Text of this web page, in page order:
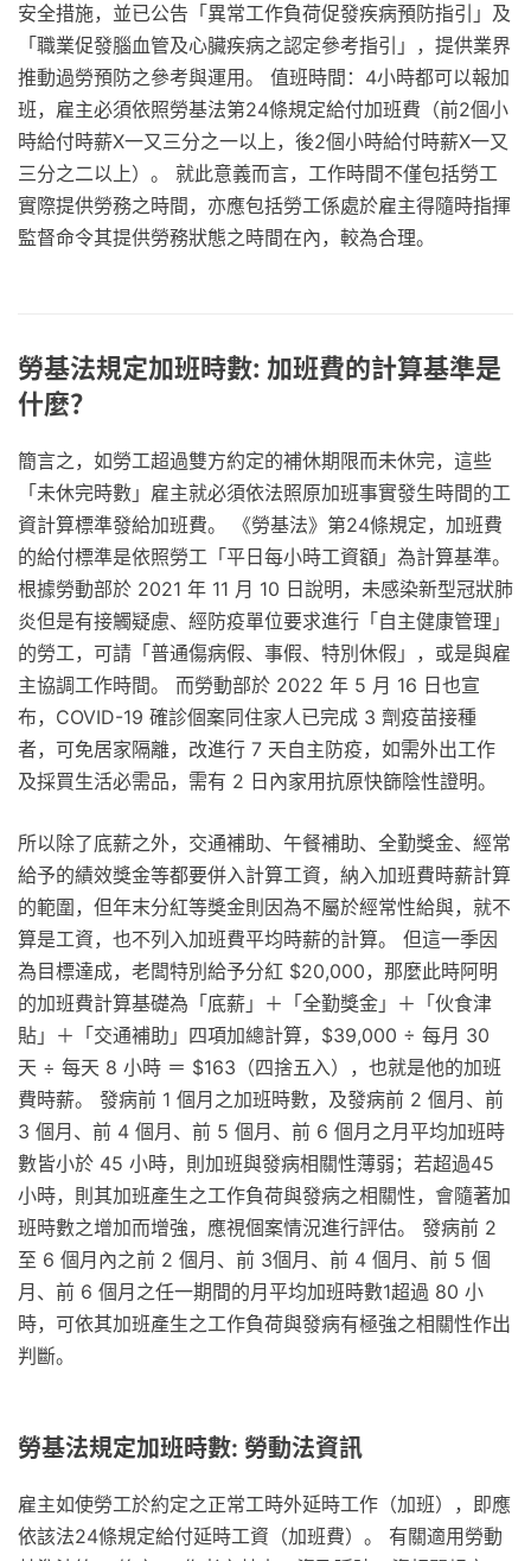
安全措施，並已公告「異常工作負荷促發疾病預防指引」及
「職業促發腦血管及心臟疾病之認定參考指引」，提供業界
推動過勞預防之參考與運用。 值班時間：4小時都可以報加
班，雇主必須依照勞基法第24條規定給付加班費（前2個小
時給付時薪X一又三分之一以上，後2個小時給付時薪X一又
三分之二以上）。 就此意義而言，工作時間不僅包括勞工
實際提供勞務之時間，亦應包括勞工係處於雇主得隨時指揮
監督命令其提供勞務狀態之時間在內，較為合理。
勞基法規定加班時數: 加班費的計算基準是
什麼？
簡言之，如勞工超過雙方約定的補休期限而未休完，這些
「未休完時數」雇主就必須依法照原加班事實發生時間的工
資計算標準發給加班費。 《勞基法》第24條規定，加班費
的給付標準是依照勞工「平日每小時工資額」為計算基準。
根據勞動部於 2021 年 11 月 10 日說明，未感染新型冠狀肺
炎但是有接觸疑慮、經防疫單位要求進行「自主健康管理」
的勞工，可請「普通傷病假、事假、特別休假」，或是與雇
主協調工作時間。 而勞動部於 2022 年 5 月 16 日也宣
布，COVID-19 確診個案同住家人已完成 3 劑疫苗接種
者，可免居家隔離，改進行 7 天自主防疫，如需外出工作
及採買生活必需品，需有 2 日內家用抗原快篩陰性證明。
所以除了底薪之外，交通補助、午餐補助、全勤獎金、經常
給予的績效獎金等都要併入計算工資，納入加班費時薪計算
的範圍，但年末分紅等獎金則因為不屬於經常性給與，就不
算是工資，也不列入加班費平均時薪的計算。 但這一季因
為目標達成，老闆特別給予分紅 $20,000，那麼此時阿明
的加班費計算基礎為「底薪」＋「全勤獎金」＋「伙食津
貼」＋「交通補助」四項加總計算，$39,000 ÷ 每月 30
天 ÷ 每天 8 小時 ＝ $163（四捨五入），也就是他的加班
費時薪。 發病前 1 個月之加班時數，及發病前 2 個月、前
3 個月、前 4 個月、前 5 個月、前 6 個月之月平均加班時
數皆小於 45 小時，則加班與發病相關性薄弱；若超過45
小時，則其加班產生之工作負荷與發病之相關性，會隨著加
班時數之增加而增強，應視個案情況進行評估。 發病前 2
至 6 個月內之前 2 個月、前 3個月、前 4 個月、前 5 個
月、前 6 個月之任一期間的月平均加班時數1超過 80 小
時，可依其加班產生之工作負荷與發病有極強之相關性作出
判斷。
勞基法規定加班時數: 勞動法資訊
雇主如使勞工於約定之正常工時外延時工作（加班），即應
依該法24條規定給付延時工資（加班費）。 有關適用勞動